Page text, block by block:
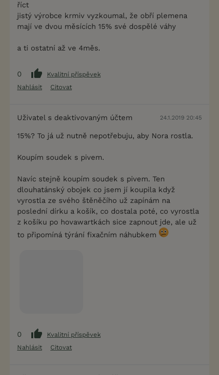
říct
jistý výrobce krmiv vyzkoumal, že obří plemena
mají ve dvou měsících 15% své dospělé váhy
a ti ostatní až ve 4měs.
0
Kvalitní příspěvek
Nahlásit
Citovat
Uživatel s deaktivovaným účtem 24.1.2019 20:45
15%? To já už nutně nepotřebuju, aby Nora rostla.
Koupím soudek s pivem.
Navíc stejně koupím soudek s pivem. Ten
dlouhatánský obojek co jsem jí koupila když
vyrostla ze svého štěněčího už zapínám na
poslední dírku a košík, co dostala poté, co vyrostla
z košíku po hovawartkách sice zapnout jde, ale už
to připomíná týrání fixačním náhubkem
0
Kvalitní příspěvek
Nahlásit
Citovat